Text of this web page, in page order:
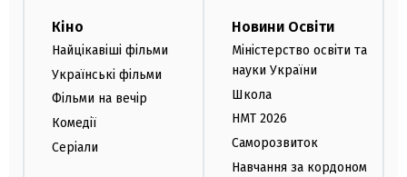
Кіно
Найцікавіші фільми
Українські фільми
Фільми на вечір
Комедії
Серіали
Новини Освіти
Міністерство освіти та
науки України
Школа
НМТ 2026
Саморозвиток
Навчання за кордоном